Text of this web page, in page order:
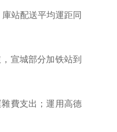
站配送平均運距同
宣城部分加铁站到
費支出；運用高德